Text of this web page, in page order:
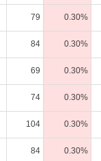
79 0.30%
84 0.30%
69 0.30%
74 0.30%
104 0.30%
84 0.30%